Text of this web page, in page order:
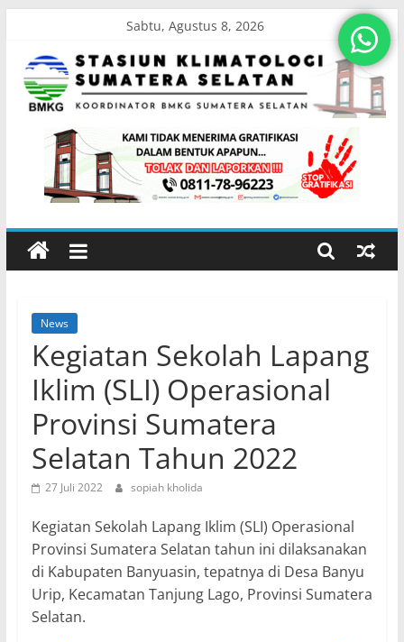
content
Sabtu, Agustus 8, 2026
Stasiun
Klimatologi
Sumatera
Koordinator
BMKG
Sumatera
Selatan
News
Kegiatan Sekolah Lapang
Iklim (SLI) Operasional
Provinsi Sumatera
Selatan Tahun 2022
27 Juli 2022 sopiah kholida
Kegiatan Sekolah Lapang Iklim (SLI) Operasional
Provinsi Sumatera Selatan tahun ini dilaksanakan
di Kabupaten Banyuasin, tepatnya di Desa Banyu
Urip, Kecamatan Tanjung Lago, Provinsi Sumatera
Selatan.